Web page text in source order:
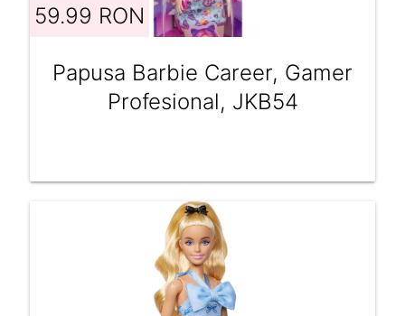
59.99 RON
Papusa Barbie Career, Gamer
Profesional, JKB54